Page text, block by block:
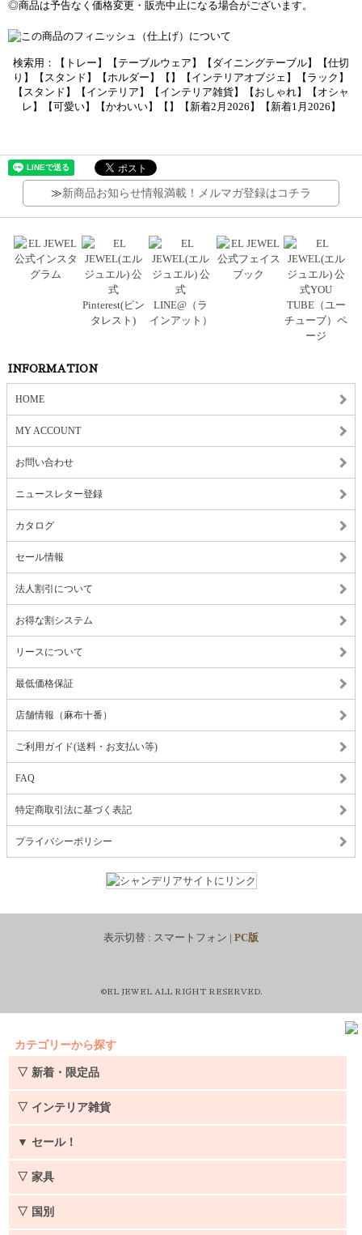
◎商品は予告なく価格変更・販売中止になる場合がございます。
検索用：【トレー】【テーブルウェア】【ダイニングテーブル】【仕切
り】【スタンド】【ホルダー】【】【インテリアオブジェ】【ラック】
【スタンド】【インテリア】【インテリア雑貨】【おしゃれ】【オシャ
レ】【可愛い】【かわいい】【】【新着2月2026】【新着1月2026】
≫新商品お知らせ情報満載！メルマガ登録はコチラ
INFORMATION
HOME
MY ACCOUNT
お問い合わせ
ニュースレター登録
カタログ
セール情報
法人割引について
お得な割システム
リースについて
最低価格保証
店舗情報（麻布十番）
ご利用ガイド(送料・お支払い等)
FAQ
特定商取引法に基づく表記
プライバシーポリシー
表示切替 : スマートフォン | PC版
©EL JEWEL ALL RIGHT RESERVED.
カテゴリーから探す
▽ 新着・限定品
▽ インテリア雑貨
▼ セール！
▽ 家具
▽ 国別